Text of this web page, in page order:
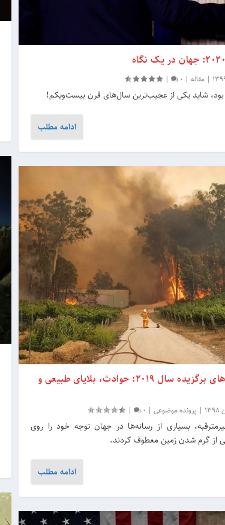
|مقاله |
0
|
ادامه مطلب
نگاهی به عکس‌های برگزیده سال 2019: حوادث، بلایای طبیعی و
| پرونده موضوعی |
0
|
بسیاری از رسانه‌ها در جهان توجه خود را روی
از گرم شدن زمین معطوف کردند.
ادامه مطلب